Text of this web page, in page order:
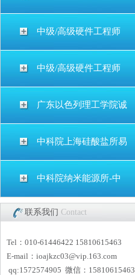
中级/高级硬件工程师
中级/高级硬件工程师
广东以色列理工学院诚
中科院上海硅酸盐所易
中科院纳米能源所-中
联系我们 Contact
Tel：010-61446422 15810615463
E-mail： ioajkzc03@vip.163.com
qq:1572574905 微信：15810615463